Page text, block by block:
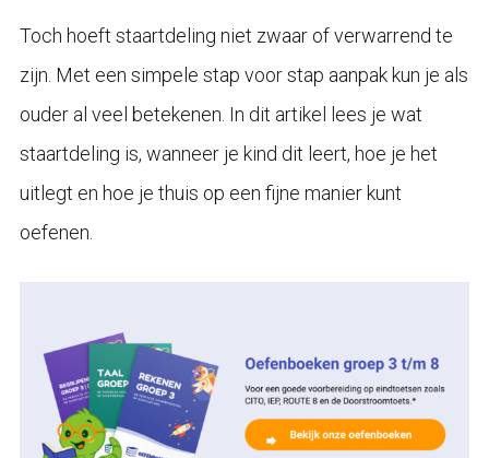
Toch hoeft staartdeling niet zwaar of verwarrend te
zijn. Met een simpele stap voor stap aanpak kun je als
ouder al veel betekenen. In dit artikel lees je wat
staartdeling is, wanneer je kind dit leert, hoe je het
uitlegt en hoe je thuis op een fijne manier kunt
oefenen.